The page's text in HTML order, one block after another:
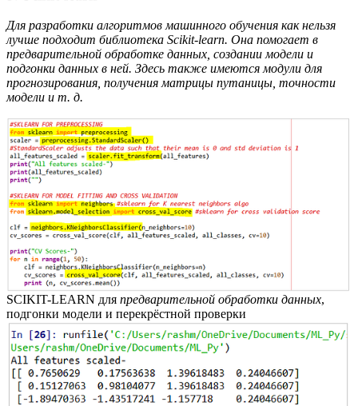
Для разработки алгоритмов машинного обучения как нельзя
лучше подходит библиотека Scikit-learn. Она помогает в
предварительной обработке данных, создании модели и
подгонки данных в ней. Здесь также имеются модули для
прогнозирования, получения матрицы путаницы, точности
модели и т. д.
SCIKIT-LEARN для предварительной обработки данных,
подгонки модели и перекрёстной проверки